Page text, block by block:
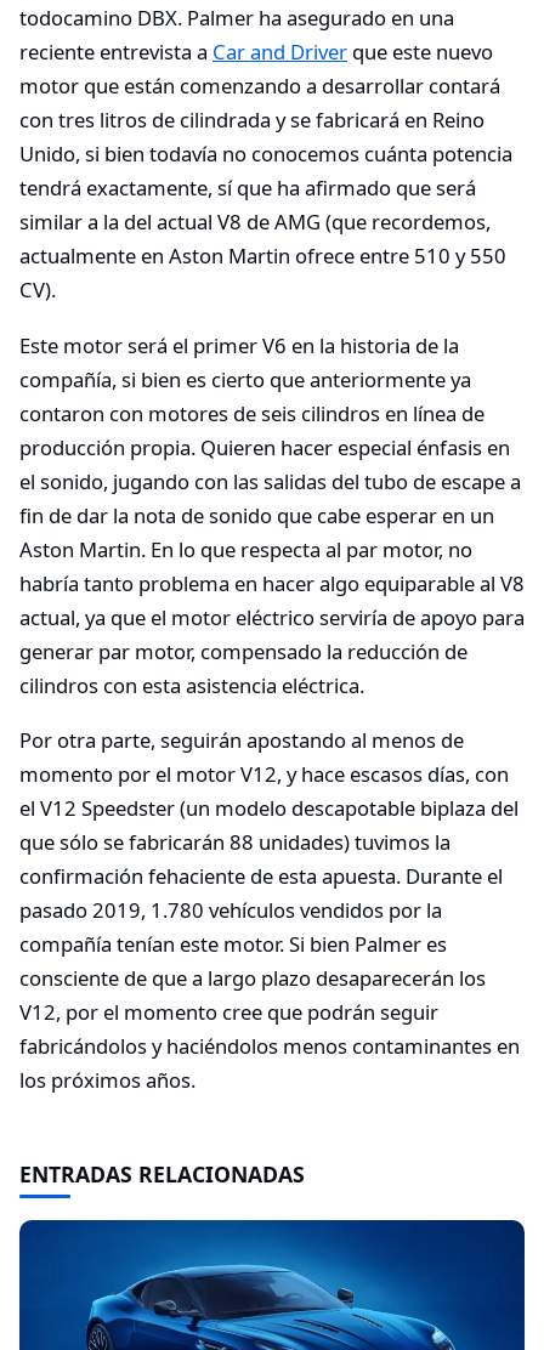
todocamino DBX. Palmer ha asegurado en una
reciente entrevista a Car and Driver que este nuevo
motor que están comenzando a desarrollar contará
con tres litros de cilindrada y se fabricará en Reino
Unido, si bien todavía no conocemos cuánta potencia
tendrá exactamente, sí que ha afirmado que será
similar a la del actual V8 de AMG (que recordemos,
actualmente en Aston Martin ofrece entre 510 y 550
CV).
Este motor será el primer V6 en la historia de la
compañía, si bien es cierto que anteriormente ya
contaron con motores de seis cilindros en línea de
producción propia. Quieren hacer especial énfasis en
el sonido, jugando con las salidas del tubo de escape a
fin de dar la nota de sonido que cabe esperar en un
Aston Martin. En lo que respecta al par motor, no
habría tanto problema en hacer algo equiparable al V8
actual, ya que el motor eléctrico serviría de apoyo para
generar par motor, compensado la reducción de
cilindros con esta asistencia eléctrica.
Por otra parte, seguirán apostando al menos de
momento por el motor V12, y hace escasos días, con
el V12 Speedster (un modelo descapotable biplaza del
que sólo se fabricarán 88 unidades) tuvimos la
confirmación fehaciente de esta apuesta. Durante el
pasado 2019, 1.780 vehículos vendidos por la
compañía tenían este motor. Si bien Palmer es
consciente de que a largo plazo desaparecerán los
V12, por el momento cree que podrán seguir
fabricándolos y haciéndolos menos contaminantes en
los próximos años.
ENTRADAS RELACIONADAS